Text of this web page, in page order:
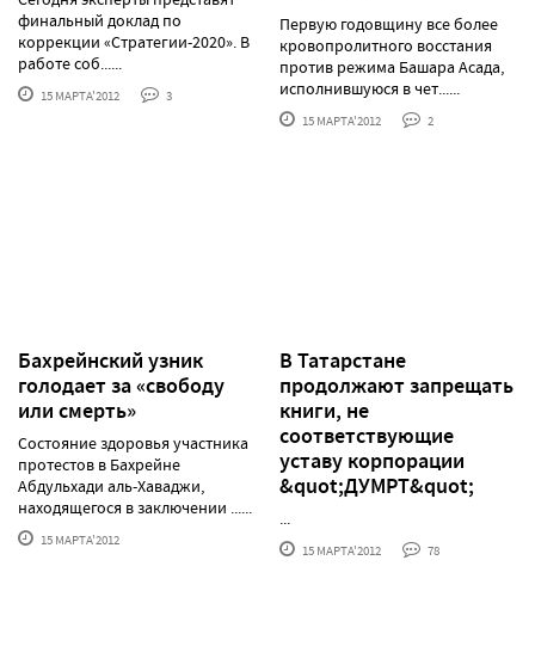
финальный доклад по
коррекции «Стратегии-2020». В
работе соб......
15 МАРТА'2012 3
Первую годовщину все более
кровопролитного восстания
против режима Башара Асада,
исполнившуюся в чет......
15 МАРТА'2012 2
Бахрейнский узник
голодает за «свободу
или смерть»
Состояние здоровья участника
протестов в Бахрейне
Абдульхади аль-Хаваджи,
находящегося в заключении ......
15 МАРТА'2012
В Татарстане
продолжают запрещать
книги, не
соответствующие
уставу корпорации
&quot;ДУМРТ&quot;
...
15 МАРТА'2012 78